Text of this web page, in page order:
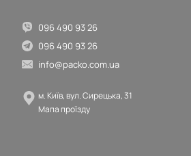
096 490 93 26
096 490 93 26
info@packo.com.ua
м. Київ, вул. Сирецька, 31
Мапа проїзду